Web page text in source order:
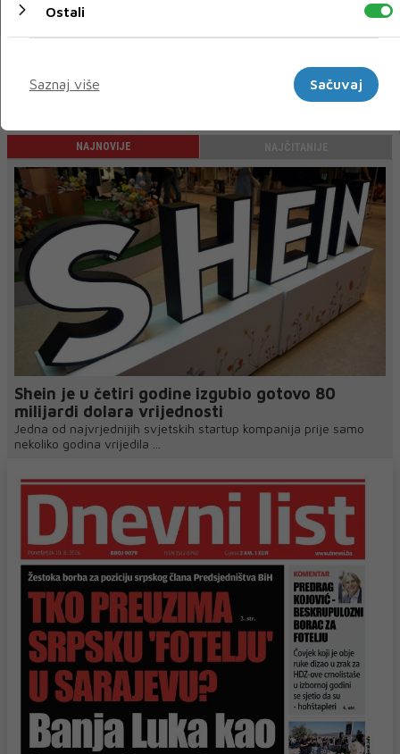
17 VELJ 2021
NAJNOVIJE
Shein je u četiri godine izgubio gotovo 80
milijardi dolara vrijednosti
Jedna od najvrjednijih svjetskih startup kompanija prije samo
nekoliko godina vrijedila ...
Ostali
Saznaj više
Sačuvaj